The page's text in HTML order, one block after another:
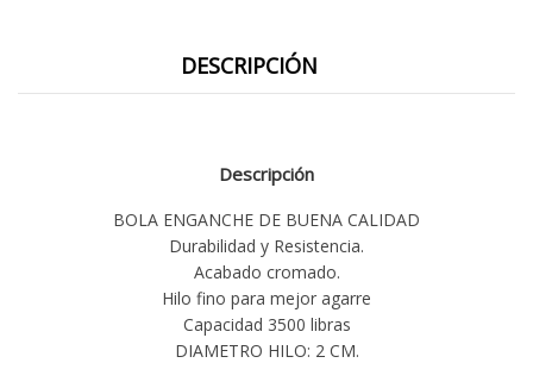
DESCRIPCIÓN
Descripción
BOLA ENGANCHE DE BUENA CALIDAD
Durabilidad y Resistencia.
Acabado cromado.
Hilo fino para mejor agarre
Capacidad 3500 libras
DIAMETRO HILO: 2 CM.